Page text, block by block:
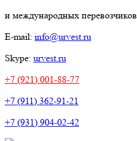
и международных перевозчиков
E-mail: info@urvest.ru
Skype: urvest.ru
+7 (921) 001-88-77
+7 (911) 362-91-21
+7 (931) 904-02-42